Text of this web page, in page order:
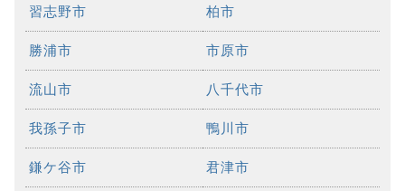
習志野市 柏市
勝浦市 市原市
流山市 八千代市
我孫子市 鴨川市
鎌ケ谷市 君津市